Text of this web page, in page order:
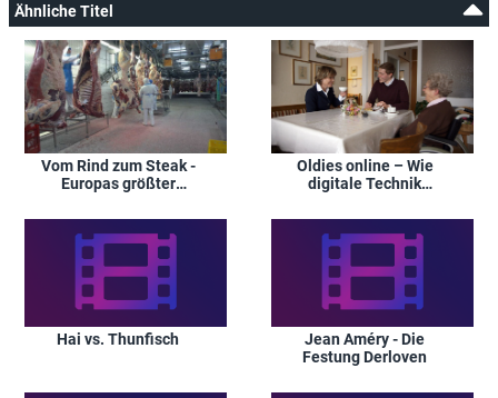
Ähnliche Titel
Vom Rind zum Steak -
Europas größter
Oldies online – Wie
digitale Technik
Hai vs. Thunfisch
Jean Améry - Die
Festung Derloven